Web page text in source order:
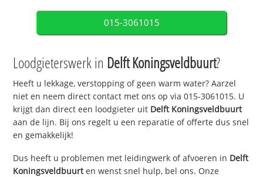
015-3061015
Loodgieterswerk in Delft Koningsveldbuurt?
Heeft u lekkage, verstopping of geen warm water? Aarzel
niet en neem direct contact met ons op via 015-3061015. U
krijgt dan direct een loodgieter uit Delft Koningsveldbuurt
aan de lijn. Bij ons regelt u een reparatie of offerte dus snel
en gemakkelijk!
Dus heeft u problemen met leidingwerk of afvoeren in Delft
Koningsveldbuurten wenst snel hulp, bel ons. Onze